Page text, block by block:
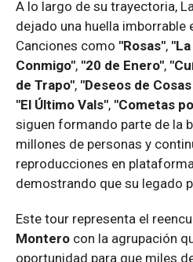
A lo largo de su trayectoria,
dejado una huella imborrable
Canciones como "Rosas",
Conmigo", "20 de Enero",
de Trapo", "Deseos de
"El Último Vals", "Cometas
siguen formando parte de la
millones de personas y
reproducciones en
demostrando que su legado
Este tour representa el
Montero con la agrupación
oportunidad para que miles